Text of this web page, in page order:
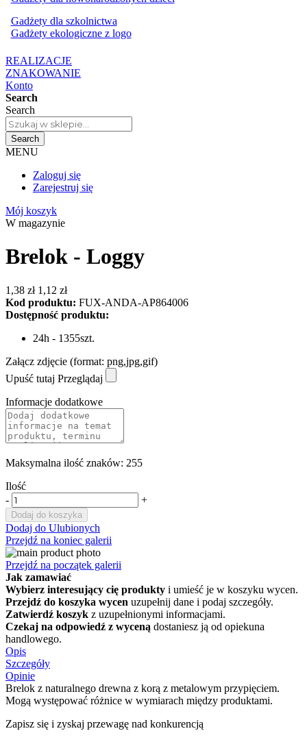
Gadżety dla szkolnictwa
Gadżety ekologiczne z logo
REALIZACJE
ZNAKOWANIE
Konto
Search
Search
Search
MENU
Zaloguj się
Zarejestruj się
Mój koszyk
W magazynie
Brelok - Loggy
1,38 zł 1,12 zł
Kod produktu: FUX-ANDA-AP864006
Dostępność produktu:
24h - 1355szt.
Załącz zdjęcie (format: png,jpg,gif)
Upuść tutaj Przeglądaj
Informacje dodatkowe
Maksymalna ilość znaków: 255
Ilość
-
+
Dodaj do koszyka
Dodaj do Ulubionych
Przejdź na koniec galerii
Przejdź na początek galerii
Jak zamawiać
Wybierz interesujący cię produkty i umieść je w koszyku wycen.
Przejdź do koszyka wycen uzupełnij dane i podaj szczegóły.
Zatwierdź koszyk z uzupełnionymi informacjami.
Czekaj na odpowiedź z wyceną dostaniesz ją od opiekuna
handlowego.
Opis
Szczegóły
Opinie
Brelok z naturalnego drewna z korą z metalowym przypięciem.
Mogą występować różnice w wymiarach między produktami.
Zapisz się i zyskaj przewagę nad konkurencją